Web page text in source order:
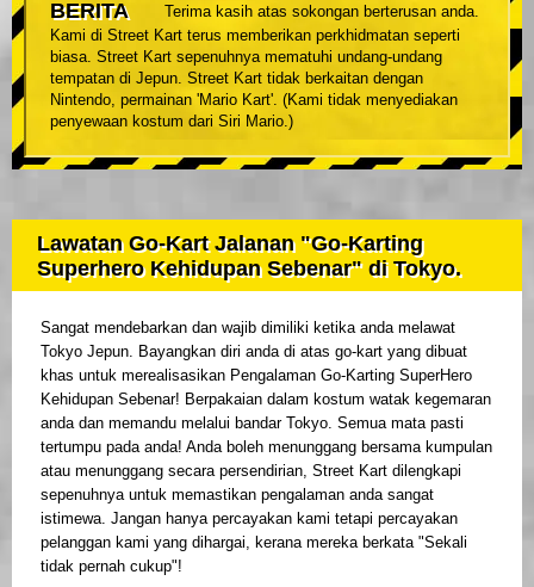
BERITA
Terima kasih atas sokongan berterusan anda.
Kami di Street Kart terus memberikan perkhidmatan seperti
biasa. Street Kart sepenuhnya mematuhi undang-undang
tempatan di Jepun. Street Kart tidak berkaitan dengan
Nintendo, permainan 'Mario Kart'. (Kami tidak menyediakan
penyewaan kostum dari Siri Mario.)
Lawatan Go-Kart Jalanan "Go-Karting
Superhero Kehidupan Sebenar" di Tokyo.
Sangat mendebarkan dan wajib dimiliki ketika anda melawat
Tokyo Jepun. Bayangkan diri anda di atas go-kart yang dibuat
khas untuk merealisasikan Pengalaman Go-Karting SuperHero
Kehidupan Sebenar! Berpakaian dalam kostum watak kegemaran
anda dan memandu melalui bandar Tokyo. Semua mata pasti
tertumpu pada anda! Anda boleh menunggang bersama kumpulan
atau menunggang secara persendirian, Street Kart dilengkapi
sepenuhnya untuk memastikan pengalaman anda sangat
istimewa. Jangan hanya percayakan kami tetapi percayakan
pelanggan kami yang dihargai, kerana mereka berkata "Sekali
tidak pernah cukup"!